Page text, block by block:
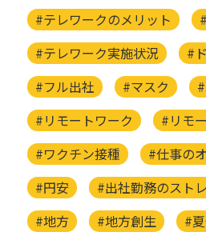
#テレワークのメリット
#テレワーク実施状況
#
#フル出社
#マスク
#リモートワーク
#リモ
#ワクチン接種
#仕事の
#円安
#出社勤務のスト
#地方
#地方創生 #